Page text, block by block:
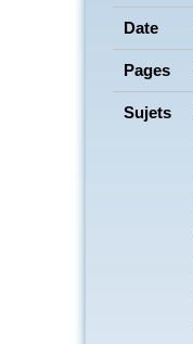
Date
Pages
Sujets